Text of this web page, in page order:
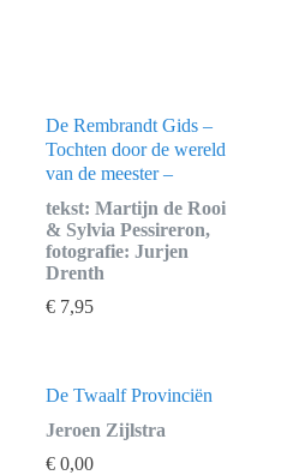
De Rembrandt Gids –
Tochten door de wereld
van de meester –
tekst: Martijn de Rooi
& Sylvia Pessireron,
fotografie: Jurjen
Drenth
€ 7,95
De Twaalf Provinciën
Jeroen Zijlstra
€ 0,00